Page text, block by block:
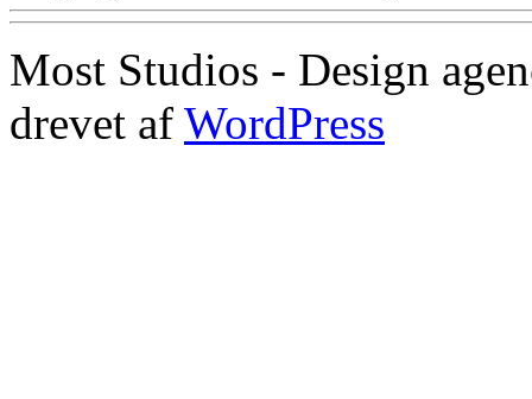
Most Studios - Design
drevet af WordPress